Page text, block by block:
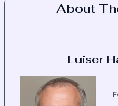
About
Luiser